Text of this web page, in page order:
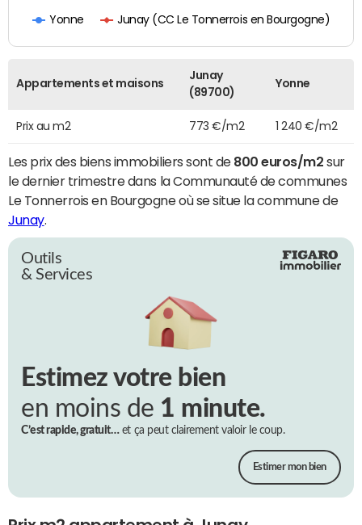
Yonne Junay (CC Le Tonnerrois en Bourgogne)
Appartements et maisons
Junay
(89700)
Yonne
Prix au m2 773 €/m2 1 240 €/m2
Les prix des biens immobiliers sont de 800 euros/m2 sur
le dernier trimestre dans la Communauté de communes
Le Tonnerrois en Bourgogne où se situe la commune de
Junay.
Outils
& Services
Estimez votre bien
en moins de 1 minute.
C’est rapide, gratuit…et ça peut clairement valoir le coup.
Estimer mon bien